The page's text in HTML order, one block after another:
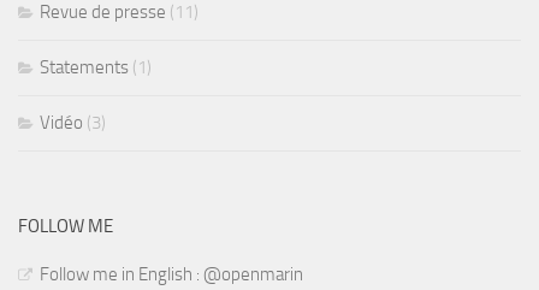
Revue de presse (11)
Statements (1)
Vidéo (3)
FOLLOW ME
Follow me in English : @openmarin